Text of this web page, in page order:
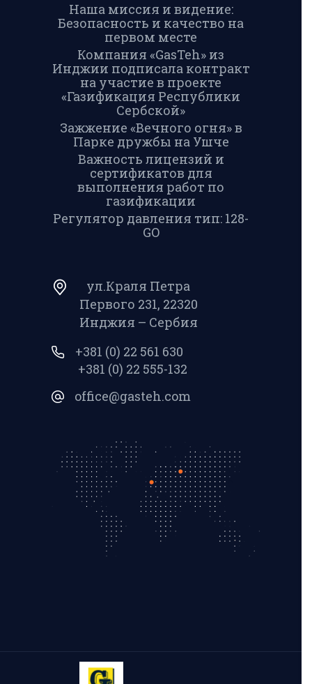
Наша миссия и видение:
Безопасность и качество на
первом месте
Компания «GasTeh» из
Инджии подписала контракт
на участие в проекте
«Газификация Республики
Сербской»
Зажжение «Вечного огня» в
Парке дружбы на Ушче
Важность лицензий и
сертификатов для
выполнения работ по
газификации
Регулятор давления тип: 128-
GO
ул.Краля Петра
Первого 231, 22320
Инджия – Сербия
+381 (0) 22 561 630
+381 (0) 22 555-132
office@gasteh.com